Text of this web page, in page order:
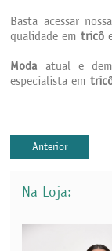
Basta acessar nossa
qualidade emtricô
Moda atual e
especialista em
Anterior
Na Loja: